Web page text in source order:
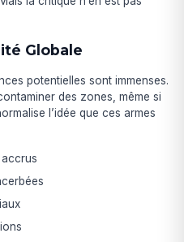
Globale
potentielles sont immenses.
des zones, même si
l’idée que ces armes